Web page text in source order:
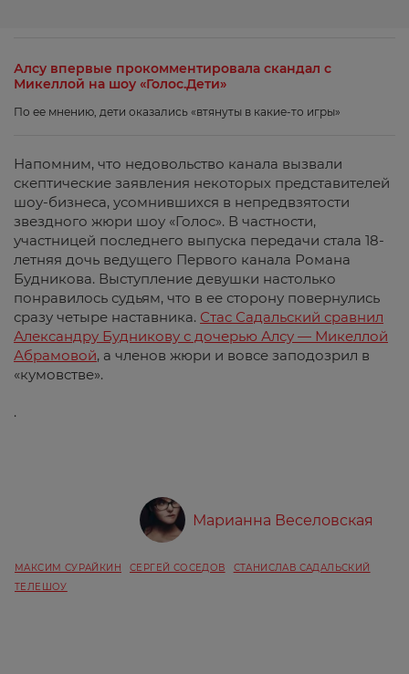
Алсу впервые прокомментировала скандал с
Микеллой на шоу «Голос.Дети»
По ее мнению, дети оказались «втянуты в какие-то игры»
Напомним, что недовольство канала вызвали
скептические заявления некоторых представителей
шоу-бизнеса, усомнившихся в непредвзятости
звездного жюри шоу «Голос». В частности,
участницей последнего выпуска передачи стала 18-
летняя дочь ведущего Первого канала Романа
Будникова. Выступление девушки настолько
понравилось судьям, что в ее сторону повернулись
сразу четыре наставника. Стас Садальский сравнил
Александру Будникову с дочерью Алсу — Микеллой
Абрамовой, а членов жюри и вовсе заподозрил в
«кумовстве».
.
Марианна Веселовская
МАКСИМ СУРАЙКИН СЕРГЕЙ СОСЕДОВ
СТАНИСЛАВ САДАЛЬСКИЙ
ТЕЛЕШОУ